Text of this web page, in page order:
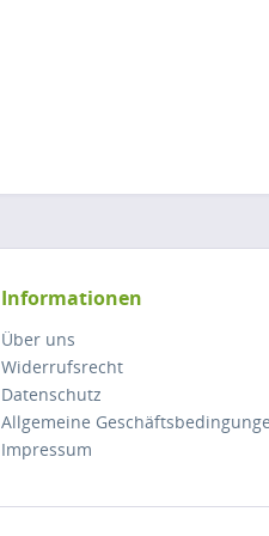
Informationen
Über uns
Widerrufsrecht
Datenschutz
Allgemeine
Impressum